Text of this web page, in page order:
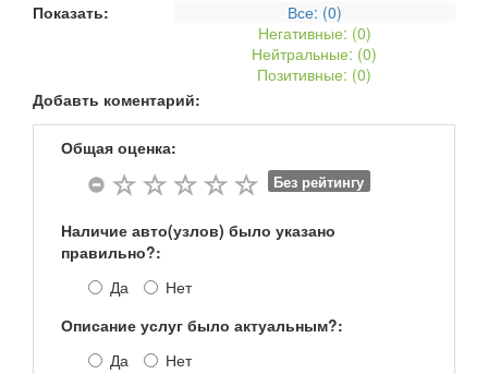
MAN TGX 26.480 FPHLS
MAN TGX 26.540 FDS, FDS/M, FDLS, FDLS/M,
TGX
MAN TGX 26.540 FVHLS
MAN TGX 28.540 FNLS
Показать: Все: (0)
Негативные: (0)
Нейтральные: (0)
Позитивные: (0)
Добавть коментарий:
Общая оценка:
Без рейтингу
Наличие авто(узлов) было указано
правильно?:
Да
Нет
Описание услуг было актуальным?:
Да
Нет